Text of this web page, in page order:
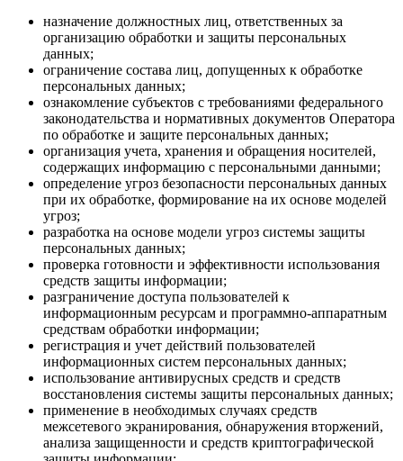
назначение должностных лиц, ответственных за
организацию обработки и защиты персональных
данных;
ограничение состава лиц, допущенных к обработке
персональных данных;
ознакомление субъектов с требованиями федерального
законодательства и нормативных документов Оператора
по обработке и защите персональных данных;
организация учета, хранения и обращения носителей,
содержащих информацию с персональными данными;
определение угроз безопасности персональных данных
при их обработке, формирование на их основе моделей
угроз;
разработка на основе модели угроз системы защиты
персональных данных;
проверка готовности и эффективности использования
средств защиты информации;
разграничение доступа пользователей к
информационным ресурсам и программно-аппаратным
средствам обработки информации;
регистрация и учет действий пользователей
информационных систем персональных данных;
использование антивирусных средств и средств
восстановления системы защиты персональных данных;
применение в необходимых случаях средств
межсетевого экранирования, обнаружения вторжений,
анализа защищенности и средств криптографической